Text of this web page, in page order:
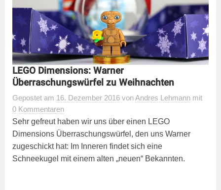
LEGO Dimensions: Warner
Überraschungswürfel zu Weihnachten
Gepostet am 16. Dezember 2016 vonAndres Lehmann mit
0 Kommentaren
Sehr gefreut haben wir uns über einen LEGO
Dimensions Überraschungswürfel, den uns Warner
zugeschickt hat: Im Inneren findet sich eine
Schneekugel mit einem alten „neuen“ Bekannten.